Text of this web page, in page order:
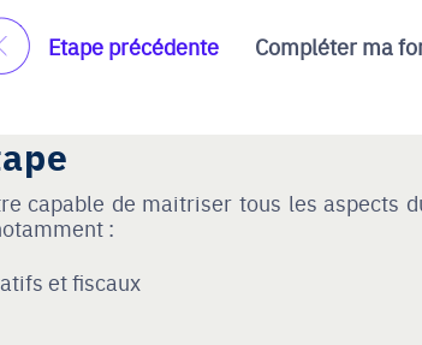
Etape précédente Compléter ma
capable de maitriser tous les aspects
:
et fiscaux